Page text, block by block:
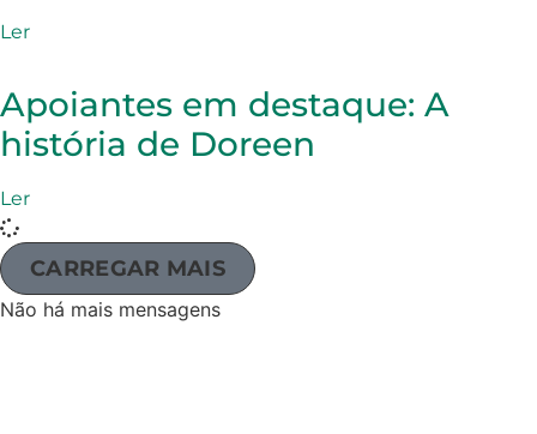
Ler
Apoiantes em destaque: A
história de Doreen
Ler
CARREGAR MAIS
Não há mais mensagens